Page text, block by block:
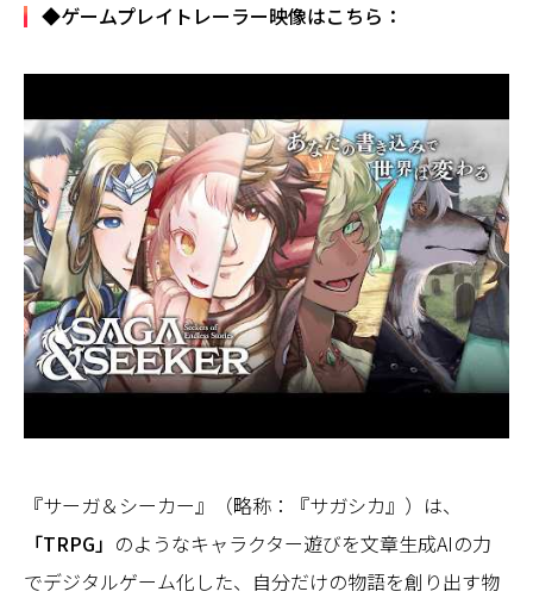
◆ゲームプレイトレーラー映像はこちら：
『サーガ＆シーカー』（略称：『サガシカ』）は、
「TRPG」 のようなキャラクター遊びを文章生成AIの力
でデジタルゲーム化した、自分だけの物語を創り出す物